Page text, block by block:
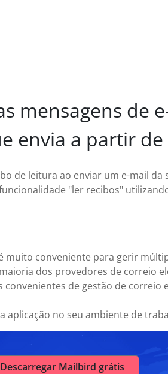
mensagens de
envia a partir de
de leitura ao enviar um e-mail da
"ler recibos"
conveniente para gerir
dos provedores de correio
de gestão de correio
aplicação no seu ambiente de
Descarregar Mailbird grátis